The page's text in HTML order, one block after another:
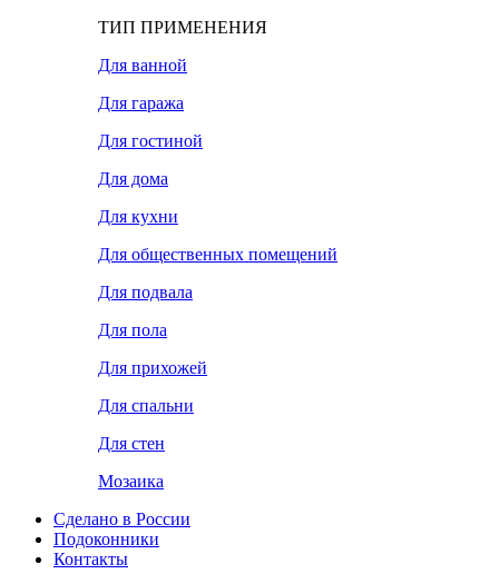
ТИП ПРИМЕНЕНИЯ
Для ванной
Для гаража
Для гостиной
Для дома
Для кухни
Для общественных помещений
Для подвала
Для пола
Для прихожей
Для спальни
Для стен
Мозаика
Сделано в России
Подоконники
Контакты